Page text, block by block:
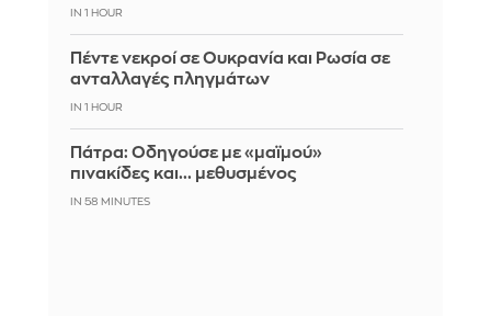
IN 1 HOUR
Πέντε νεκροί σε Ουκρανία και Ρωσία σε
ανταλλαγές πληγμάτων
IN 1 HOUR
Πάτρα: Οδηγούσε με «μαϊμού»
πινακίδες και... μεθυσμένος
IN 58 MINUTES